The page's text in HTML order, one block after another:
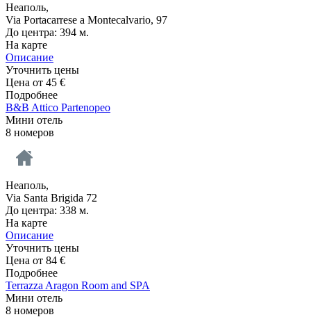
Неаполь,
Via Portacarrese a Montecalvario, 97
До центра: 394 м.
На карте
Описание
Уточнить цены
Цена от 45 €
Подробнее
B&B Attico Partenopeo
Мини отель
8 номеров
Неаполь,
Via Santa Brigida 72
До центра: 338 м.
На карте
Описание
Уточнить цены
Цена от 84 €
Подробнее
Terrazza Aragon Room and SPA
Мини отель
8 номеров